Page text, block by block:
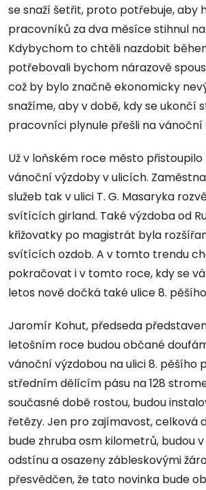
se snaží šetřit, proto potřebuje, aby
pracovníků za dva měsíce stihnul
Kdybychom to chtěli nazdobit
potřebovali bychom nárazově
což by bylo značně ekonomicky
snažíme, aby v době, kdy se ukončí
pracovníci plynule přešli na vánoční
Už v loňském roce město
vánoční výzdoby v ulicích.
služeb tak v ulici T. G. Masaryka
svítících girland. Také výzdoba od
křižovatky po magistrát byla
svítících ozdob. A v tomto trendu
pokračovat i v tomto roce, kdy se
letos nově dočká také ulice 8.
Jaromír Kohut, předseda
letošním roce budou občané
vánoční výzdobou na ulici 8. pěšího
středním dělícím pásu na 128
současné době rostou, budou
řetězy. Jen pro zajímavost, celková
bude zhruba osm kilometrů, budou
odstínu a osazeny zábleskovými
přesvědčen, že tato novinka bude